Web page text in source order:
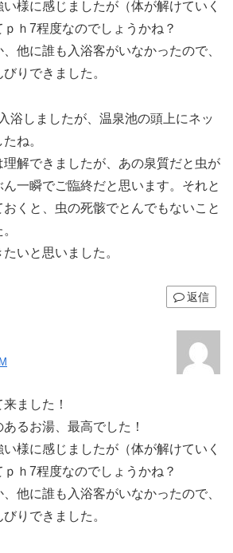
様に感じましたが（体が解けていく
ｈ7程度なのでしょうかね？
他に誰も入浴客がいなかったので、
りできました。
浴しましたが、温泉池の頭上にネッ
ね。
解できましたが、あの泉質だと虫が
一瞬でご臨終だと思います。それと
くと、虫の死骸でとんでもないこと
いと思いました。
返信
ました！
るお湯、最高でした！
様に感じましたが（体が解けていく
ｈ7程度なのでしょうかね？
他に誰も入浴客がいなかったので、
りできました。